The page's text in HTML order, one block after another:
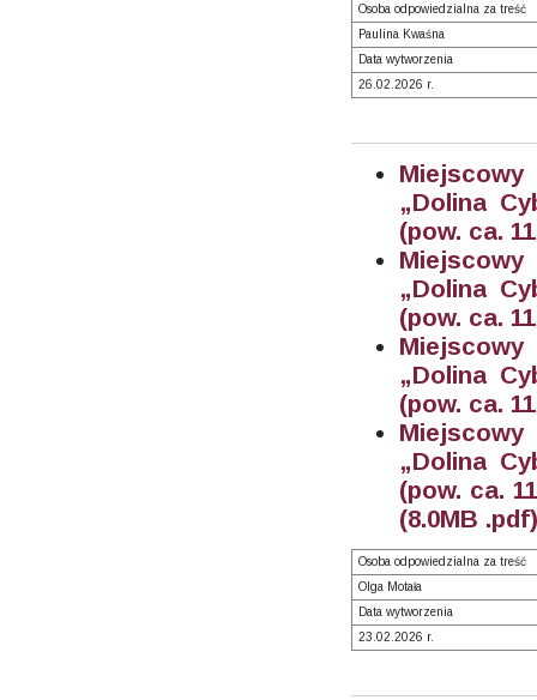
Osoba odpowiedzialna za treść
Paulina Kwaśna
Data wytworzenia
26.02.2026 r.
„Dolina
(pow. ca.
„Dolina
(pow. ca.
„Dolina
(pow. ca.
„Dolina
(pow. ca.
(8.0MB
Osoba odpowiedzialna za treść
Olga Motała
Data wytworzenia
23.02.2026 r.